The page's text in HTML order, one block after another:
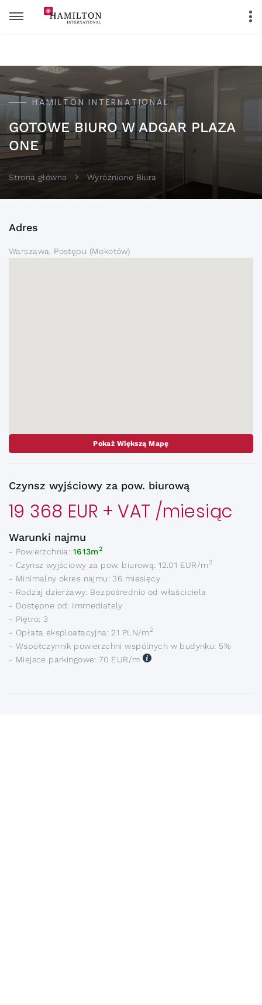
HAMILTON INTERNATIONAL
GOTOWE BIURO W ADGAR PLAZA
ONE
Strona główna Wyróżnione Biura
Adres
Warszawa, Postępu (Mokotów)
Pokaż Większą Mapę
Czynsz wyjściowy za pow. biurową
19 368 EUR + VAT /miesiąc
Warunki najmu
- Powierzchnia: 1613m2
- Czynsz wyjściowy za pow. biurową: 12.01 EUR/m2
- Minimalny okres najmu: 36 miesięcy
- Rodzaj dzierżawy: Bezpośrednio od właściciela
- Dostępne od: Immediately
- Piętro: 3
- Opłata eksploatacyjna: 21 PLN/m2
- Współczynnik powierzchni wspólnych w budynku: 5%
- Miejsce parkingowe: 70 EUR/m